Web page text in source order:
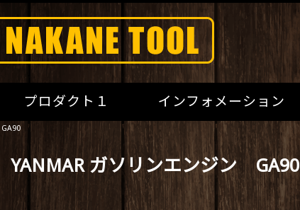
プロダクト１ インフォメーション
YANMAR ガソリンエンジン GA90